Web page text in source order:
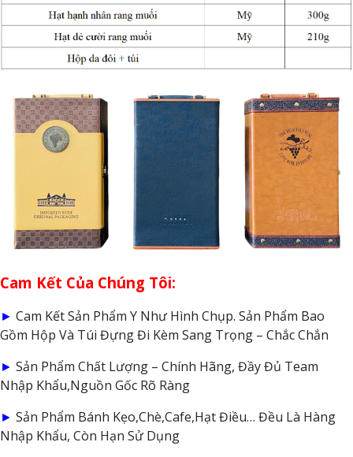
Cam Kết Của Chúng Tôi:
► Cam Kết Sản Phẩm Y Như Hình Chụp. Sản Phẩm Bao
Gồm Hộp Và Túi Đựng Đi Kèm Sang Trọng – Chắc Chắn
► Sản Phẩm Chất Lượng – Chính Hãng, Đầy Đủ Team
Nhập Khẩu,Nguồn Gốc Rõ Ràng
► Sản Phẩm Bánh Kẹo,Chè,Cafe,Hạt Điều… Đều Là Hàng
Nhập Khẩu, Còn Hạn Sử Dụng